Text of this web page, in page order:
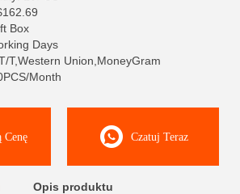
Box
Days
T,Western Union,MoneyGram
Month
Cenę Czatuj Teraz
Opis produktu